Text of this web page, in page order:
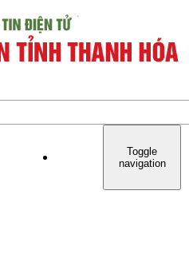
TIN TỨC SỰ KIỆN
Toggle
navigation